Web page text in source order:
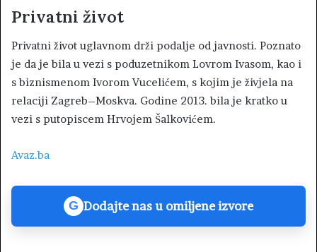
Privatni život
Privatni život uglavnom drži podalje od javnosti. Poznato
je da je bila u vezi s poduzetnikom Lovrom Ivasom, kao i
s biznismenom Ivorom Vucelićem, s kojim je živjela na
relaciji Zagreb–Moskva. Godine 2013. bila je kratko u
vezi s putopiscem Hrvojem Šalkovićem.
Avaz.ba
G Dodajte nas u omiljene izvore